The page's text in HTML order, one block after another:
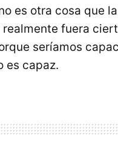
es otra cosa que
fuera
seríamos
es capaz.